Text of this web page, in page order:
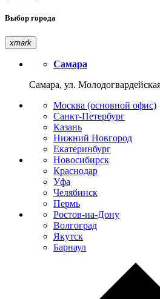
Выбор города
xmark
Самара
Самара, ул.
Москва (основной офис)
Санкт-Петербург
Казань
Нижний Новгород
Екатеринбург
Новосибирск
Краснодар
Уфа
Челябинск
Пермь
Ростов-на-Дону
Волгоград
Якутск
Барнаул